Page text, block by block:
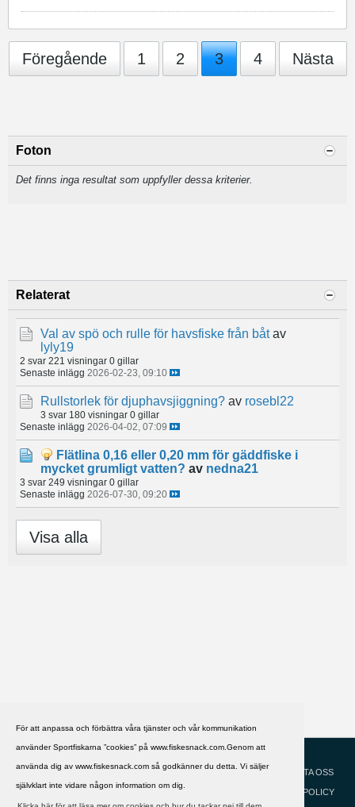
För att anpassa och förbättra våra tjänster och vår kommunikation
använder Sportfiskarna ”cookies” på www.fiskesnack.com.Genom att
använda dig av www.fiskesnack.com så godkänner du detta. Vi säljer
självklart inte vidare någon information om dig.
Föregående 1 2 3 4 Nästa
Foton
Det finns inga resultat som uppfyller dessa kriterier.
Relaterat
Val av spö och rulle för havsfiske från båt av
lyly19
2 svar 221 visningar 0 gillar
Senaste inlägg 2026-02-23, 09:10
Rullstorlek för djuphavsjiggning? av rosebl22
3 svar 180 visningar 0 gillar
Senaste inlägg 2026-04-02, 07:09
Flätlina 0,16 eller 0,20 mm för gäddfiske i
mycket grumligt vatten? av nedna21
3 svar 249 visningar 0 gillar
Senaste inlägg 2026-07-30, 09:20
Visa alla
HJÄLP
KONTAKTA OSS
COOKIEPOLICY